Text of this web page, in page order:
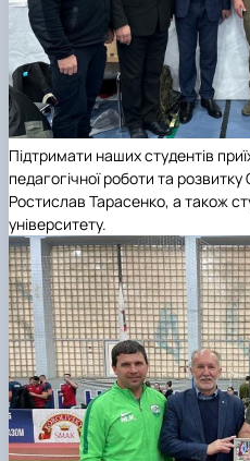
Підтримати наших студентів
педагогічної роботи та
Ростислав Тарасенко, а також
університету.